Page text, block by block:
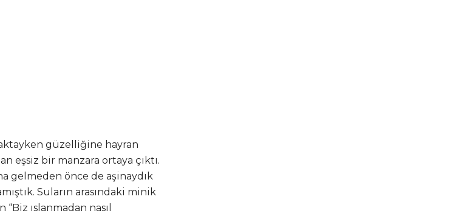
güzelliğine hayran
eşsiz bir manzara ortaya çıktı.
gelmeden önce de aşinaydık
Suların arasındaki minik
ıslanmadan nasıl